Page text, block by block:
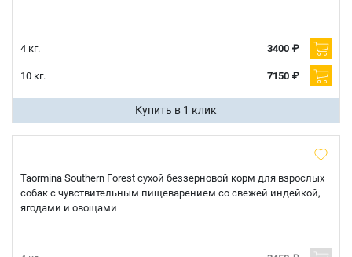
4 кг. 3400 ₽
10 кг. 7150 ₽
Купить в 1 клик
Taormina Southern Forest сухой беззерновой корм для взрослых
собак с чувствительным пищеварением со свежей индейкой,
ягодами и овощами